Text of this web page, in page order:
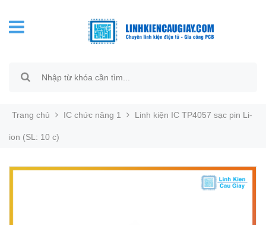
Trang chủ IC chức năng 1 Linh kiện IC TP4057 sạc pin Li-
ion (SL: 10 c)